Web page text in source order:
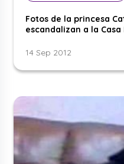
Fotos de la princesa
escandalizan a la
14 Sep 2012